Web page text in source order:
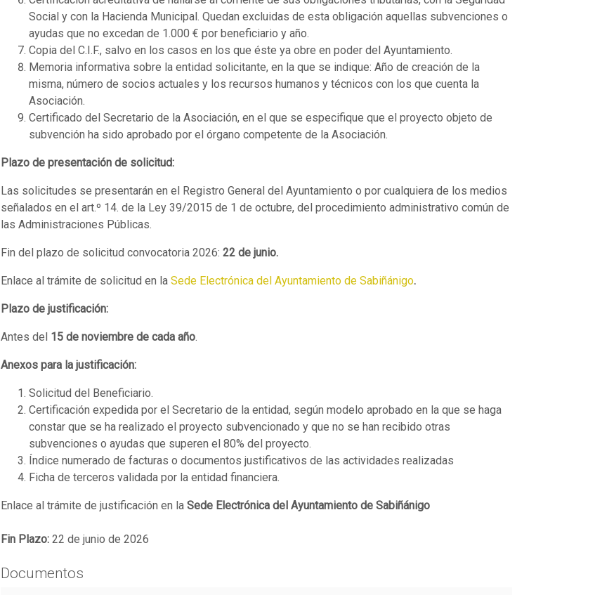
Social y con la Hacienda Municipal. Quedan excluidas de esta obligación aquellas subvenciones o
ayudas que no excedan de 1.000 € por beneficiario y año.
Copia del C.I.F., salvo en los casos en los que éste ya obre en poder del Ayuntamiento.
Memoria informativa sobre la entidad solicitante, en la que se indique: Año de creación de la
misma, número de socios actuales y los recursos humanos y técnicos con los que cuenta la
Asociación.
Certificado del Secretario de la Asociación, en el que se especifique que el proyecto objeto de
subvención ha sido aprobado por el órgano competente de la Asociación.
Plazo de presentación de solicitud:
Las solicitudes se presentarán en el Registro General del Ayuntamiento o por cualquiera de los medios
señalados en el art.º 14. de la Ley 39/2015 de 1 de octubre, del procedimiento administrativo común de
las Administraciones Públicas.
Fin del plazo de solicitud convocatoria 2026: 22 de junio.
Enlace al trámite de solicitud en la Sede Electrónica del Ayuntamiento de Sabiñánigo.
Plazo de justificación:
Antes del 15 de noviembre de cada año.
Anexos para la justificación:
Solicitud del Beneficiario.
Certificación expedida por el Secretario de la entidad, según modelo aprobado en la que se haga
constar que se ha realizado el proyecto subvencionado y que no se han recibido otras
subvenciones o ayudas que superen el 80% del proyecto.
Índice numerado de facturas o documentos justificativos de las actividades realizadas
Ficha de terceros validada por la entidad financiera.
Enlace al trámite de justificación en la Sede Electrónica del Ayuntamiento de Sabiñánigo
Fin Plazo: 22 de junio de 2026
Documentos